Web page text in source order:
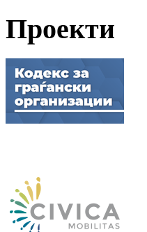
Проекти